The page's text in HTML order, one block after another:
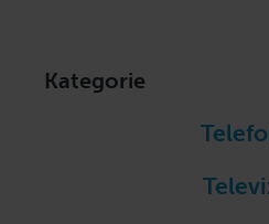
Kategorie